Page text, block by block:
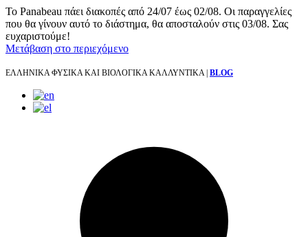
Το Panabeau πάει διακοπές από 24/07 έως 02/08. Οι παραγγελίες
που θα γίνουν αυτό το διάστημα, θα αποσταλούν στις 03/08. Σας
ευχαριστούμε!
Μετάβαση στο περιεχόμενο
ΕΛΛΗΝΙΚΑ ΦΥΣΙΚΑ ΚΑΙ ΒΙΟΛΟΓΙΚΑ ΚΑΛΛΥΝΤΙΚΑ | BLOG